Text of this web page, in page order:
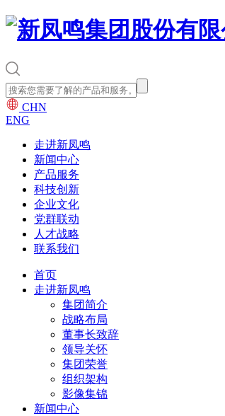
CHN
ENG
走进新凤鸣
新闻中心
产品服务
科技创新
企业文化
党群联动
人才战略
联系我们
首页
走进新凤鸣
集团简介
战略布局
董事长致辞
领导关怀
集团荣誉
组织架构
影像集锦
新闻中心